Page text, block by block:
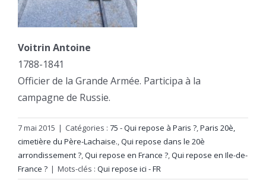
Voitrin Antoine
1788-1841
Officier de la Grande Armée. Participa à la
campagne de Russie.
7 mai 2015 | Catégories : 75 - Qui repose à Paris ?,Paris 20è,
cimetière du Père-Lachaise.,Qui repose dans le 20è
arrondissement ?,Qui repose en France ?,Qui repose en Ile-de-
France ? | Mots-clés : Qui repose ici - FR